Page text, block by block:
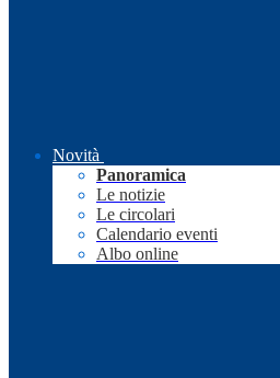
Novità
Panoramica
Le notizie
Le circolari
Calendario eventi
Albo online